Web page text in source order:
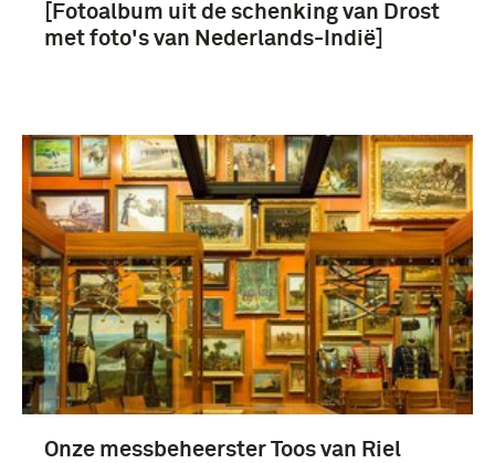
Koninklijk Nederlands-Indisch Leger (1830-1950)
(10)
[Fotoalbum uit de schenking van Drost
met foto's van Nederlands-Indië]
Onze messbeheerster Toos van Riel